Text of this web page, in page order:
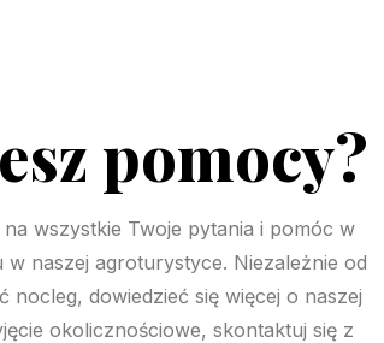
pomocy?
wszystkie Twoje pytania i pomóc w
naszej agroturystyce. Niezależnie od
dowiedzieć się więcej o naszej
okolicznościowe, skontaktuj się z